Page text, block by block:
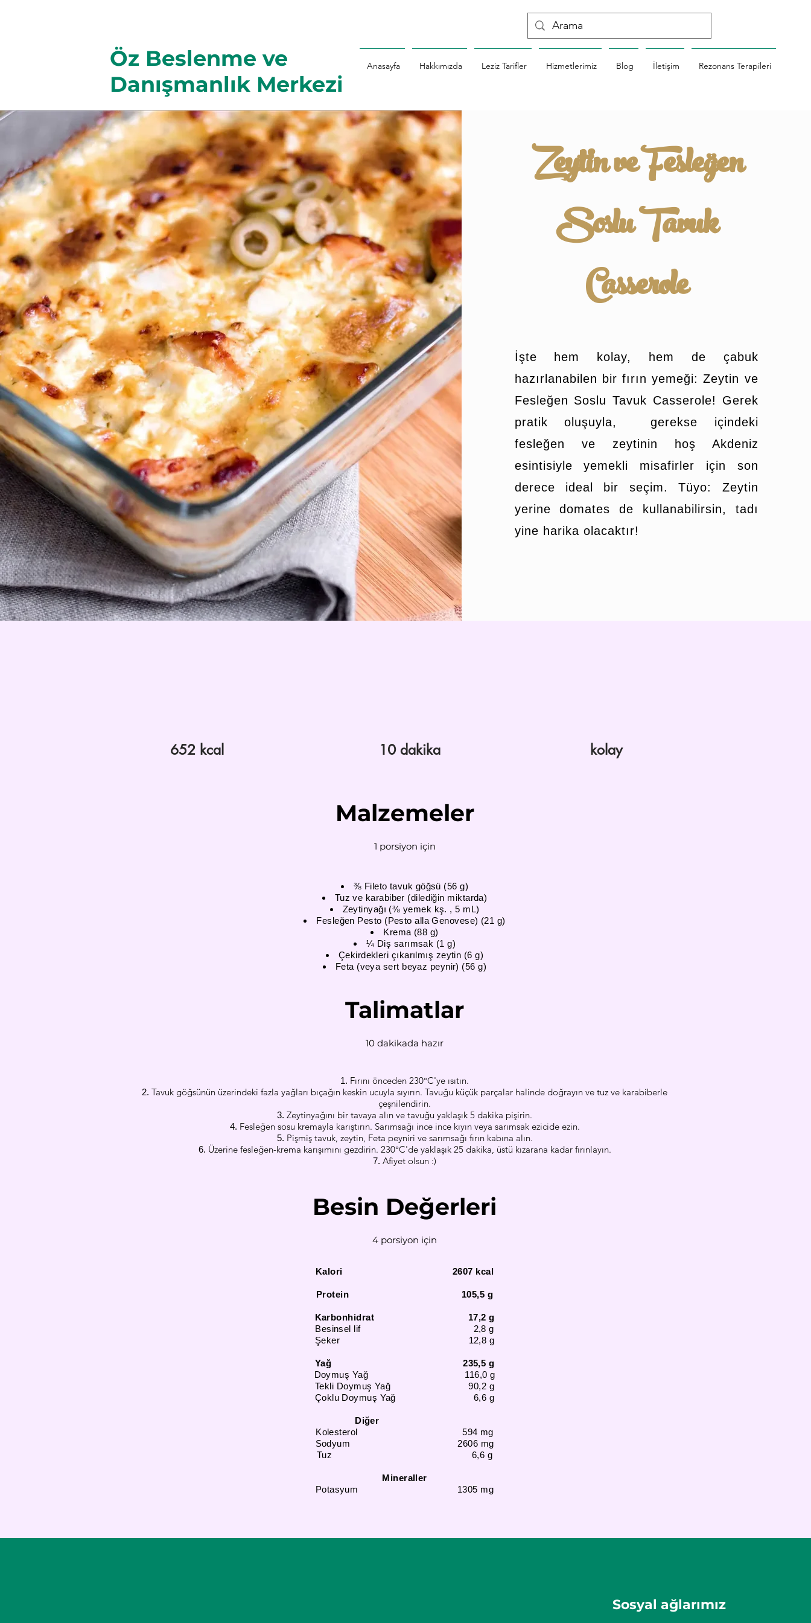
Öz Beslenme ve
Danışmanlık Merkezi
Anasayfa Hakkımızda Leziz Tarifler Hizmetlerimiz Blog İletişim Rezonans Terapileri
Zeytin ve Fesleğen
Soslu Tavuk
Casserole
İşte hem kolay, hem de çabuk
hazırlanabilen bir fırın yemeği: Zeytin ve
Fesleğen Soslu Tavuk Casserole! Gerek
pratik oluşuyla, gerekse içindeki
fesleğen ve zeytinin hoş Akdeniz
esintisiyle yemekli misafirler için son
derece ideal bir seçim. Tüyo: Zeytin
yerine domates de kullanabilirsin, tadı
yine harika olacaktır!
652 kcal 10 dakika kolay
Malzemeler
1 porsiyon için
⅜ Fileto tavuk göğsü (56 g)
Tuz ve karabiber (dilediğin miktarda)
Zeytinyağı (⅜ yemek kş. , 5 mL)
Fesleğen Pesto (Pesto alla Genovese) (21 g)
Krema (88 g)
¼ Diş sarımsak (1 g)
Çekirdekleri çıkarılmış zeytin (6 g)
Feta (veya sert beyaz peynir) (56 g)
Talimatlar
10 dakikada hazır
Fırını önceden 230°C'ye ısıtın.
Tavuk göğsünün üzerindeki fazla yağları bıçağın keskin ucuyla sıyırın. Tavuğu küçük parçalar halinde doğrayın ve tuz ve karabiberle
çeşnilendirin.
Zeytinyağını bir tavaya alın ve tavuğu yaklaşık 5 dakika pişirin.
Fesleğen sosu kremayla karıştırın. Sarımsağı ince ince kıyın veya sarımsak ezicide ezin.
Pişmiş tavuk, zeytin, Feta peyniri ve sarımsağı fırın kabına alın.
Üzerine fesleğen-krema karışımını gezdirin. 230°C'de yaklaşık 25 dakika, üstü kızarana kadar fırınlayın.
Afiyet olsun :)
Besin Değerleri
4 porsiyon için
Kalori 2607 kcal
Protein 105,5 g
Karbonhidrat 17,2 g
Besinsel lif 2,8 g
Şeker 12,8 g
Yağ 235,5 g
Doymuş Yağ 116,0 g
Tekli Doymuş Yağ 90,2 g
Çoklu Doymuş Yağ 6,6 g
Diğer
Kolesterol 594 mg
Sodyum 2606 mg
Tuz 6,6 g
Mineraller
Potasyum 1305 mg
Sosyal ağlarımız